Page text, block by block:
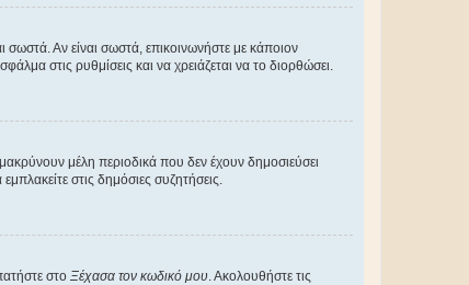
Αν είναι σωστά, επικοινωνήστε με κάποιον
στις ρυθμίσεις και να χρειάζεται να το διορθώσει.
μέλη περιοδικά που δεν έχουν δημοσιεύσει
στις δημόσιες συζητήσεις.
στο Ξέχασα τον κωδικό μου. Ακολουθήστε τις